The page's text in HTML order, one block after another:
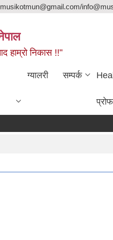
हाम्रो निकास !!"
ग्यालरी सम्पर्क